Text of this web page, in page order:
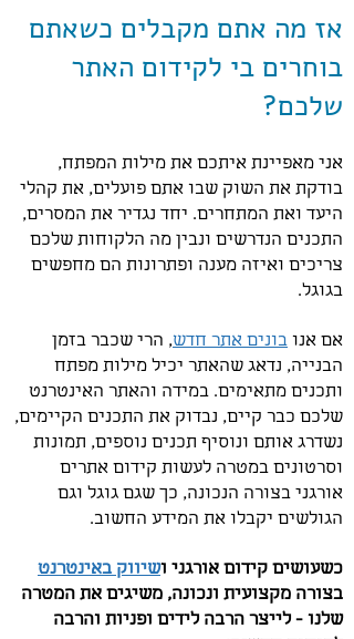
אז מה אתם מקבלים כשאתם
בוחרים בי לקידום האתר
שלכם?
אני מאפיינת איתכם את מילות המפתח,
בודקת את השוק שבו אתם פועלים, את קהלי
היעד ואת המתחרים. יחד נגדיר את המסרים,
התכנים הנדרשים ונבין מה הלקוחות שלכם
צריכים ואיזה מענה ופתרונות הם מחפשים
בגוגל.
אם אנו בונים אתר חדש, הרי שכבר בזמן
הבנייה, נדאג שהאתר יכיל מילות מפתח
ותכנים מתאימים. במידה והאתר האינטרנט
שלכם כבר קיים, נבדוק את התכנים הקיימים,
נשדרג אותם ונוסיף תכנים נוספים, תמונות
וסרטונים במטרה לעשות קידום אתרים
אורגני בצורה הנכונה, כך שגם גוגל וגם
הגולשים יקבלו את המידע החשוב.
כשעושים קידום אורגני ושיווק באינטרנט
בצורה מקצועית ונכונה, משיגים את המטרה
שלנו - לייצר הרבה לידים ופניות והרבה